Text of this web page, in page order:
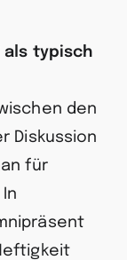
als typisch
den
Diskussion
für